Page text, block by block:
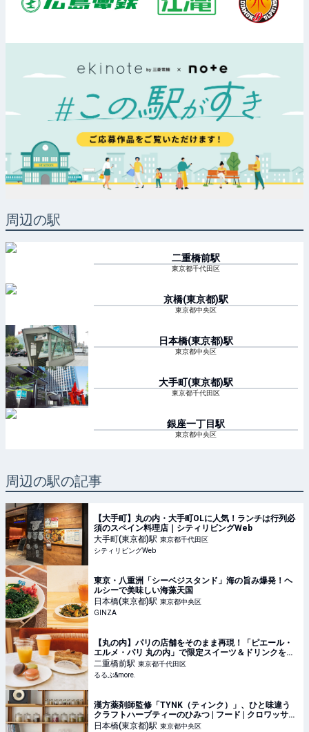
周辺の駅
二重橋前駅
東京都千代田区
京橋(東京都)駅
東京都中央区
日本橋(東京都)駅
東京都中央区
大手町(東京都)駅
東京都千代田区
銀座一丁目駅
東京都中央区
周辺の駅の記事
【大手町】丸の内・大手町OLに人気！ランチは行列必
須のスペイン料理店｜シティリビングWeb
大手町(東京都)駅 東京都千代田区
シティリビングWeb
東京・八重洲「シーベジスタンド」海の旨み爆発！ヘ
ルシーで美味しい海藻天国
日本橋(東京都)駅 東京都中央区
GINZA
【丸の内】パリの店舗をそのまま再現！「ピエール・
エルメ・パリ 丸の内」で限定スイーツ＆ドリンクを堪
能｜るるぶ&more.
二重橋前駅 東京都千代田区
るるぶ&more.
漢方薬剤師監修「TYNK（ティンク）」、ひと味違う
クラフトハーブティーのひみつ | フード | クロワッサン
オンライン
日本橋(東京都)駅 東京都中央区